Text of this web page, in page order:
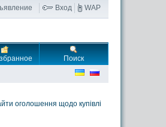
Вход WAP
Поиск
оголошення щодо купівлі